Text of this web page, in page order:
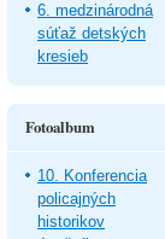
6. medzinárodná
súťaž detských
kresieb
Fotoalbum
10. Konferencia
policajných
historikov